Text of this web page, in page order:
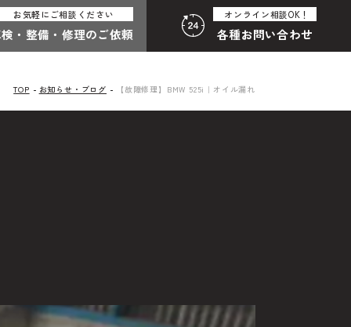
月曜定休）
中古車探しのご依頼・レンタカーのご相談
お気軽にご相談ください
・整備・ 修理のご依頼
オンライン相談OK！
各種お問い合わせ
TOP お知らせ・ブログ 【故障修理】BMW 525i｜オイル漏れ